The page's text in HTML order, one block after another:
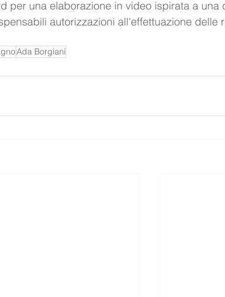
per una elaborazione in video ispirata a una
autorizzazioni all'effettuazione delle
Ada Borgiani